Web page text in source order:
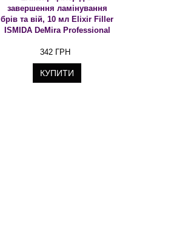
завершення ламінування
брів та вій, 10 мл Elixir Filler
ISMIDA DeMira Professional
342 ГРН
КУПИТИ